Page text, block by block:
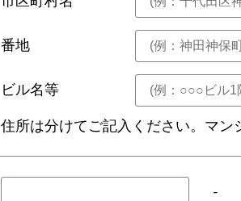
番地
ビル名等
住所は分けてご記入ください。マン
-